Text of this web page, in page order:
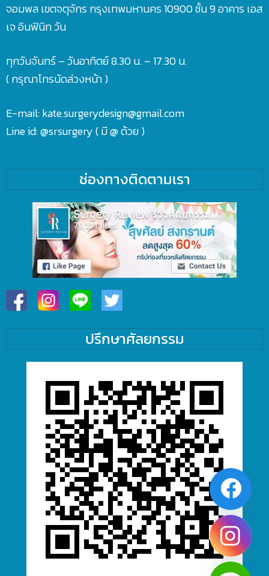
จอมพล เขตจตุจักร กรุงเทพมหานคร 10900 ชั้น 9 อาคาร เอส
เจ อินฟินิท วัน
ทุกวันจันทร์ – วันอาทิตย์ 8.30 น. – 17.30 น.
( กรุณาโทรนัดล่วงหน้า )
E-mail: kate.surgerydesign@gmail.com
Line id:@srsurgery( มี @ ด้วย )
ช่องทางติดตามเรา
ปรึกษาศัลยกรรม